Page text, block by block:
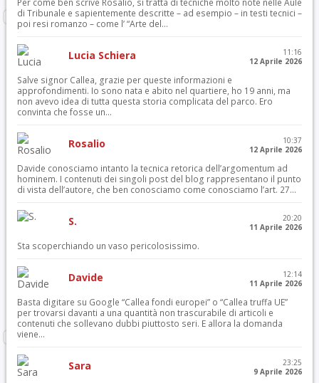
di Tribunale e sapientemente descritte – ad esempio – in testi tecnici –
poi resi romanzo – come l’ “Arte del...
Lucia Schiera
11:16
12 Aprile 2026
Salve signor Callea, grazie per queste informazioni e
approfondimenti. Io sono nata e abito nel quartiere, ho 19 anni, ma
non avevo idea di tutta questa storia complicata del parco. Ero
convinta che fosse un...
Rosalio
10:37
12 Aprile 2026
Davide conosciamo intanto la tecnica retorica dell’argomentum ad
hominem. I contenuti dei singoli post del blog rappresentano il punto
di vista dell’autore, che ben conosciamo come conosciamo l’art. 27...
S.
20:20
11 Aprile 2026
Sta scoperchiando un vaso pericolosissimo.
Davide
12:14
11 Aprile 2026
Basta digitare su Google “Callea fondi europei” o “Callea truffa UE”
per trovarsi davanti a una quantità non trascurabile di articoli e
contenuti che sollevano dubbi piuttosto seri. E allora la domanda
viene...
Sara
23:25
9 Aprile 2026